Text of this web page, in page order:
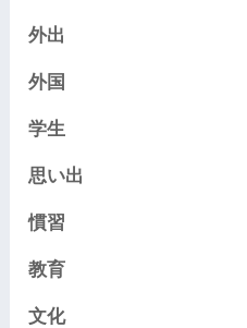
外出
外国
学生
思い出
慣習
教育
文化